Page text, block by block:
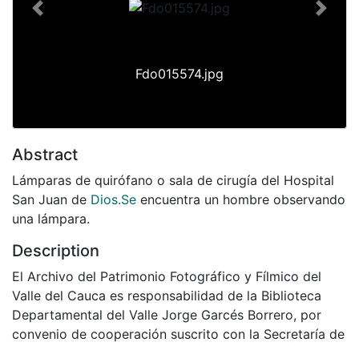
Fdo015574.jpg
Previous Next
Abstract
Lámparas de quirófano o sala de cirugía del Hospital
San Juan de Dios.Se encuentra un hombre observando
una lámpara.
Description
El Archivo del Patrimonio Fotográfico y Fílmico del
Valle del Cauca es responsabilidad de la Biblioteca
Departamental del Valle Jorge Garcés Borrero, por
convenio de cooperación suscrito con la Secretaría de